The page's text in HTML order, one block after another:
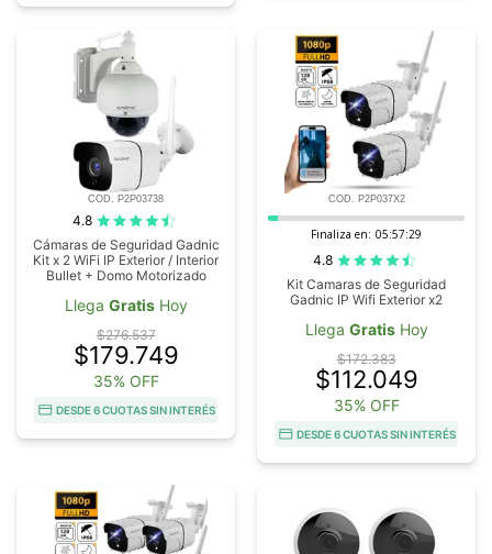
COD. P2P03738
4.8
Cámaras de Seguridad Gadnic
Kit x 2 WiFi IP Exterior / Interior
Bullet + Domo Motorizado
Llega GratisHoy
$276.537
$179.749
35% OFF
DESDE 6 CUOTAS SIN INTERÉS
COD. P2P037X2
Finaliza en: 05:57:28
4.8
Kit Camaras de Seguridad
Gadnic IP Wifi Exterior x2
Llega GratisHoy
$172.383
$112.049
35% OFF
DESDE 6 CUOTAS SIN INTERÉS